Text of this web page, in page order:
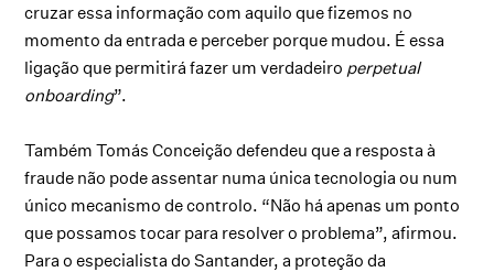
cruzar essa informação com aquilo que fizemos no
momento da entrada e perceber porque mudou. É essa
ligação que permitirá fazer um verdadeiro perpetual
onboarding”.
Também Tomás Conceição defendeu que a resposta à
fraude não pode assentar numa única tecnologia ou num
único mecanismo de controlo. “Não há apenas um ponto
que possamos tocar para resolver o problema”, afirmou.
Para o especialista do Santander, a proteção da